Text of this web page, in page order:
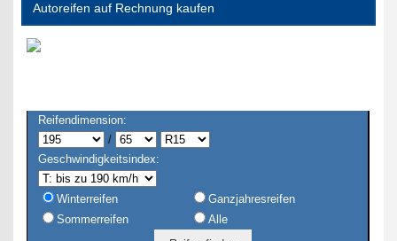
Autoreifen auf Rechnung kaufen
Reifendimension:
/
Geschwindigkeitsindex:
Winterreifen
Ganzjahresreifen
Sommerreifen
Alle